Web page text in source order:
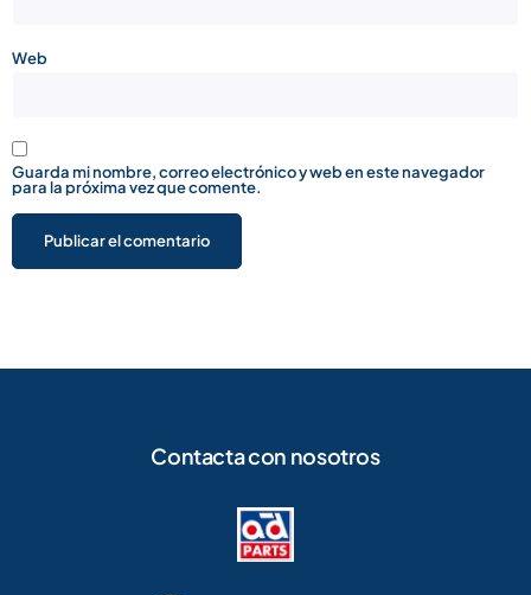
Web
Guarda mi nombre, correo electrónico y web en este navegador
para la próxima vez que comente.
Contacta con nosotros